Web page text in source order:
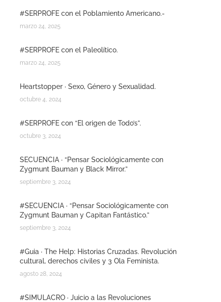
#SERPROFE con el Poblamiento Americano.-
marzo 24, 2025
#SERPROFE con el Paleolítico.
marzo 24, 2025
Heartstopper · Sexo, Género y Sexualidad.
octubre 4, 2024
#SERPROFE con “El origen de Todo’s”.
octubre 3, 2024
SECUENCIA · “Pensar Sociológicamente con
Zygmunt Bauman y Black Mirror.”
septiembre 3, 2024
#SECUENCIA · “Pensar Sociológicamente con
Zygmunt Bauman y Capitan Fantástico.”
septiembre 3, 2024
#Guia · The Help: Historias Cruzadas. Revolución
cultural, derechos civiles y 3 Ola Feminista.
agosto 28, 2024
#SIMULACRO · Juicio a las Revoluciones